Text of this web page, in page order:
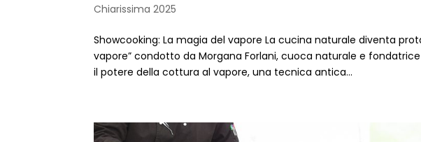
Chiarissima 2025
Showcooking: La magia del vapore La cucina naturale diventa
vapore” condotto da Morgana Forlani, cuoca naturale e fondatrice
il potere della cottura al vapore, una tecnica antica...